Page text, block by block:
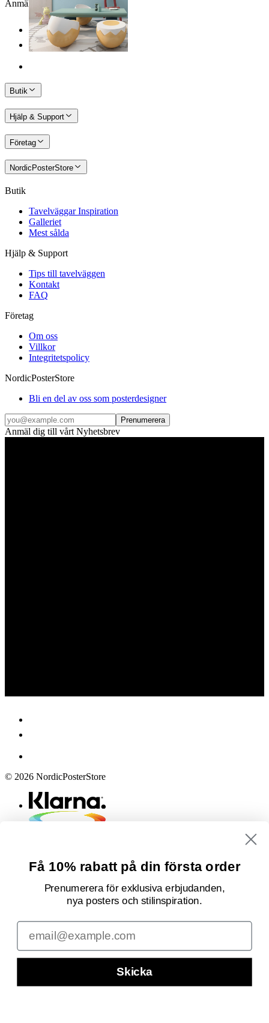
Anmäl dig till vårt Nyhetsbrev
Butik
Hjälp & Support
Företag
NordicPosterStore
Butik
Tavelväggar Inspiration
Galleriet
Mest sålda
Hjälp & Support
Tips till tavelväggen
Kontakt
FAQ
Företag
Om oss
Villkor
Integritetspolicy
NordicPosterStore
Bli en del av oss som posterdesigner
Prenumerera
Anmäl dig till vårt Nyhetsbrev
© 2026 NordicPosterStore
Få 10% rabatt på din första order
Prenumerera för exklusiva erbjudanden,
nya posters och stilinspiration.
Email
Skicka